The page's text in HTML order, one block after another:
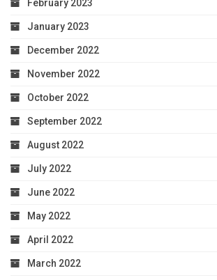
February 2023
January 2023
December 2022
November 2022
October 2022
September 2022
August 2022
July 2022
June 2022
May 2022
April 2022
March 2022